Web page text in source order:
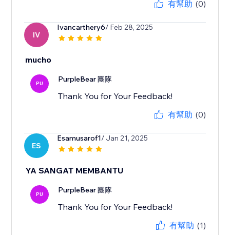
有幫助 (0)
IV
Ivancarthery6/ Feb 28, 2025
mucho
PU PurpleBear 團隊
Thank You for Your Feedback!
有幫助 (0)
ES
Esamusarof1/ Jan 21, 2025
YA SANGAT MEMBANTU
PU PurpleBear 團隊
Thank You for Your Feedback!
有幫助 (1)